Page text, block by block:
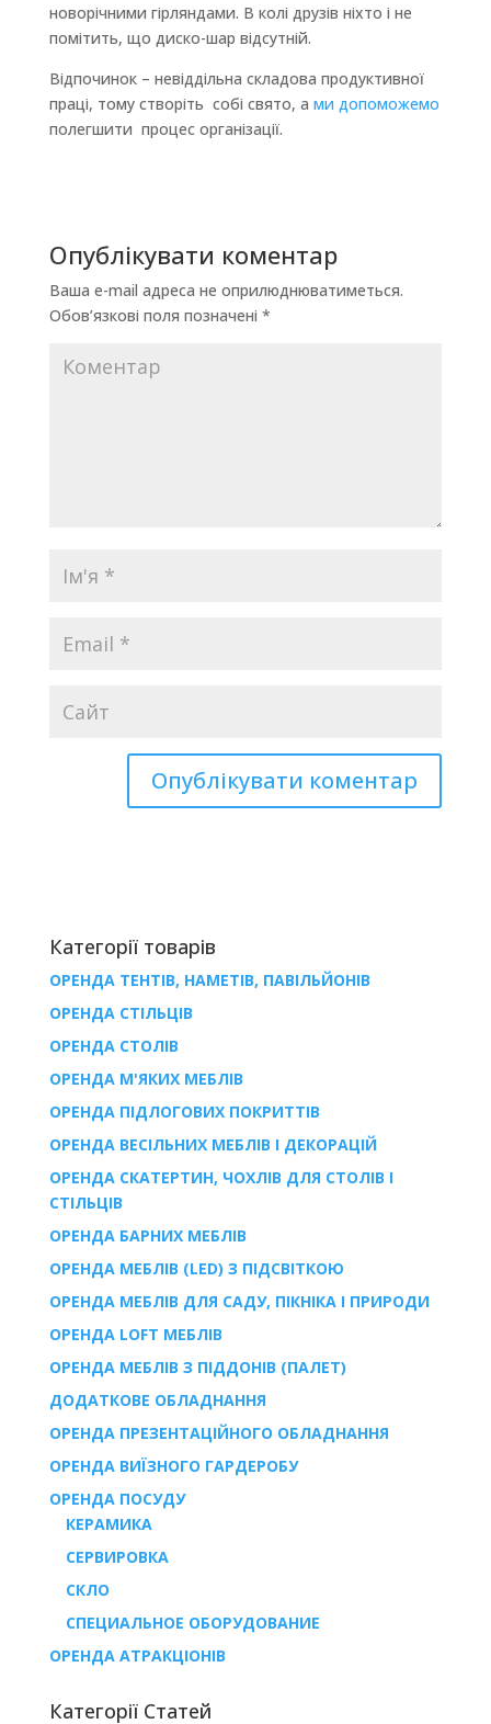
новорічними гірляндами. В колі друзів ніхто і не
помітить, що диско-шар відсутній.
Відпочинок – невіддільна складова продуктивної
праці, тому створіть собі свято, а ми допоможемо
полегшити процес організації.
Опублікувати коментар
Ваша e-mail адреса не оприлюднюватиметься.
Обов’язкові поля позначені *
Категорії товарів
ОРЕНДА ТЕНТІВ, НАМЕТІВ, ПАВІЛЬЙОНІВ
ОРЕНДА СТІЛЬЦІВ
ОРЕНДА СТОЛІВ
ОРЕНДА М'ЯКИХ МЕБЛІВ
ОРЕНДА ПІДЛОГОВИХ ПОКРИТТІВ
ОРЕНДА ВЕСІЛЬНИХ МЕБЛІВ І ДЕКОРАЦІЙ
ОРЕНДА СКАТЕРТИН, ЧОХЛІВ ДЛЯ СТОЛІВ І
СТІЛЬЦІВ
ОРЕНДА БАРНИХ МЕБЛІВ
ОРЕНДА МЕБЛІВ (LED) З ПІДСВІТКОЮ
ОРЕНДА МЕБЛІВ ДЛЯ САДУ, ПІКНІКА І ПРИРОДИ
ОРЕНДА LOFT МЕБЛІВ
ОРЕНДА МЕБЛІВ З ПІДДОНІВ (ПАЛЕТ)
ДОДАТКОВЕ ОБЛАДНАННЯ
ОРЕНДА ПРЕЗЕНТАЦІЙНОГО ОБЛАДНАННЯ
ОРЕНДА ВИЇЗНОГО ГАРДЕРОБУ
ОРЕНДА ПОСУДУ
КЕРАМИКА
СЕРВИРОВКА
СКЛО
СПЕЦИАЛЬНОЕ ОБОРУДОВАНИЕ
ОРЕНДА АТРАКЦІОНІВ
Категорії Статей